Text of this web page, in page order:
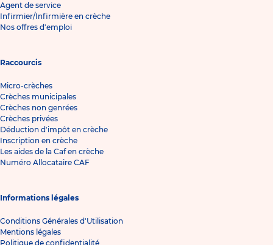
Agent de service
Infirmier/Infirmière en crèche
Nos offres d'emploi
Raccourcis
Micro-crèches
Crèches municipales
Crèches non genrées
Crèches privées
Déduction d'impôt en crèche
Inscription en crèche
Les aides de la Caf en crèche
Numéro Allocataire CAF
Informations légales
Conditions Générales d'Utilisation
Mentions légales
Politique de confidentialité